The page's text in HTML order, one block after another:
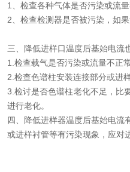
1、检查各种气体是否污染或流量
2、检查检测器是否被污染，如果
三、降低进样口温度后基始电流
1.检查载气是否污染或流量不正常
2.检查色谱柱安装连接部分或进
3.检讨是否色谱柱老化不足，比
进行老化。
四、降低进样器温度后基始电流
或进样衬管等有污染现象，应对